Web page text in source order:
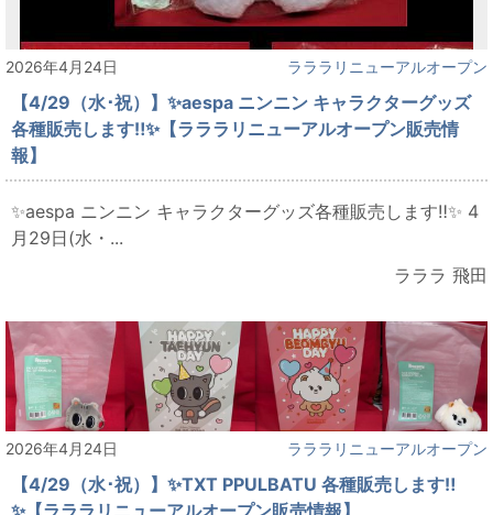
2026年4月24日 ラララリニューアルオープン
【4/29（水･祝）】✨aespa ニンニン キャラクターグッズ
各種販売します‼✨【ラララリニューアルオープン販売情
報】
✨aespa ニンニン キャラクターグッズ各種販売します‼✨ 4
月29日(水・...
ラララ 飛田
2026年4月24日 ラララリニューアルオープン
【4/29（水･祝）】✨TXT PPULBATU 各種販売します‼
✨【ラララリニューアルオープン販売情報】